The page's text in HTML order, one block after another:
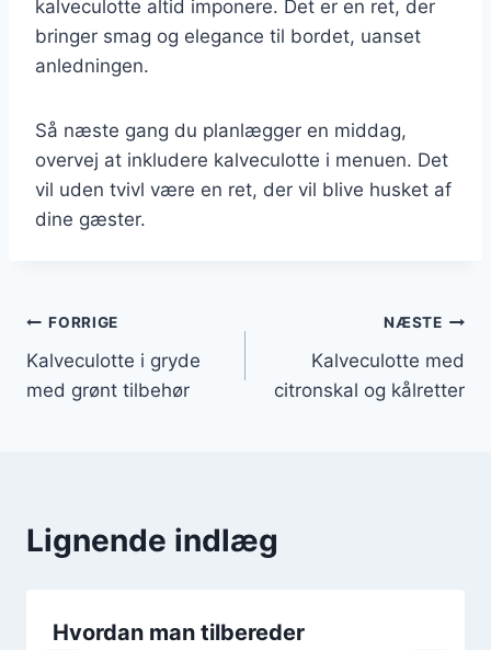
kalveculotte altid imponere. Det er en ret, der
bringer smag og elegance til bordet, uanset
anledningen.
Så næste gang du planlægger en middag,
overvej at inkludere kalveculotte i menuen. Det
vil uden tvivl være en ret, der vil blive husket af
dine gæster.
Indlægsnavigation
FORRIGE
Kalveculotte i gryde
med grønt tilbehør
NÆSTE
Kalveculotte med
citronskal og kålretter
Lignende indlæg
Hvordan man tilbereder